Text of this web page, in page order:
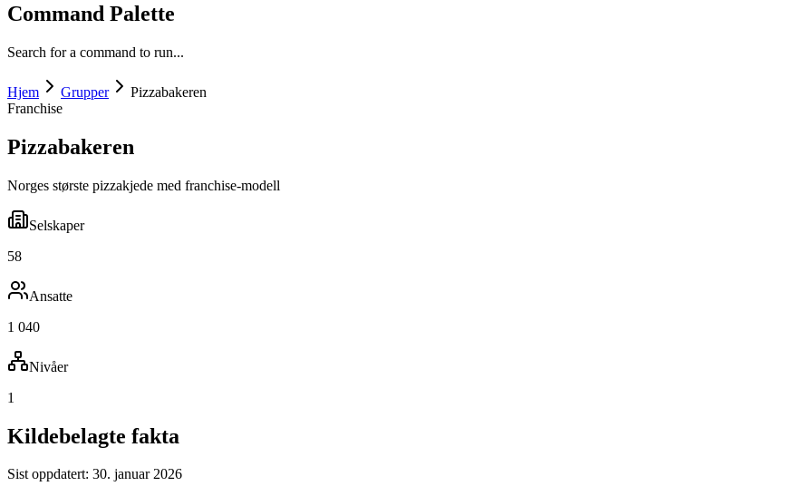
Command Palette
Search for a command to run...
Hjem Grupper
Pizzabakeren
Franchise
Pizzabakeren
Norges største pizzakjede med franchise-modell
Selskaper
58
Ansatte
1 040
Nivåer
1
Kildebelagte fakta
Sist oppdatert: 30. januar 2026